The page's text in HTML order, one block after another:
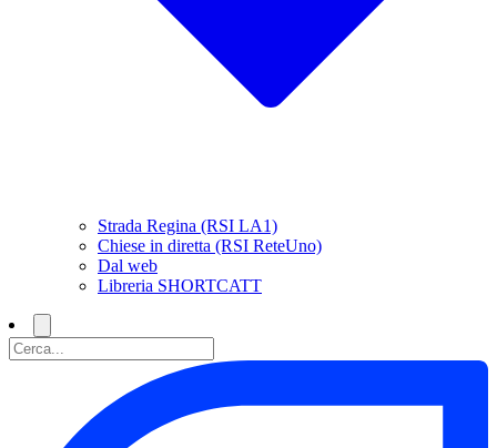
Strada Regina (RSI LA1)
Chiese in diretta (RSI ReteUno)
Dal web
Libreria SHORTCATT